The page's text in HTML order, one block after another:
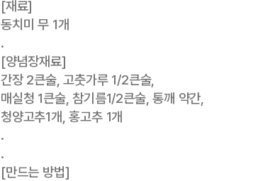
[재료]
동치미 무 1개
.
[양념장재료]
간장 2큰술, 고춧가루 1/2큰술,
매실청 1큰술, 참기름1/2큰술, 통깨 약간,
청양고추1개, 홍고추 1개
.
.
[만드는 방법]